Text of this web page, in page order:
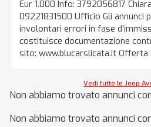
Eur 1.000 Info: 3792056817
09221831500 Ufficio Gli annunci
involontari errori in fase
costituisce documentazione
sito: www.blucarslicata.it Offerta
Vedi tutte le Jeep
Non abbiamo trovato annunci
Non abbiamo trovato annunci